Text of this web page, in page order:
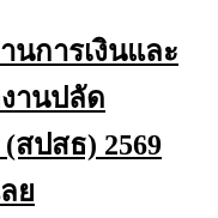
นการเงินและ
านปลัด
สปสธ) 2569
ย